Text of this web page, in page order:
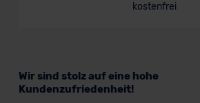
kostenfrei
Wir sind stolz auf eine hohe
Kundenzufriedenheit!